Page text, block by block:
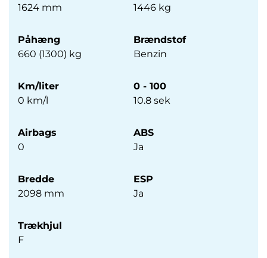
1624 mm
1446 kg
Påhæng
660 (1300) kg
Brændstof
Benzin
Km/liter
0 km/l
0 - 100
10.8 sek
Airbags
0
ABS
Ja
Bredde
2098 mm
ESP
Ja
Trækhjul
F